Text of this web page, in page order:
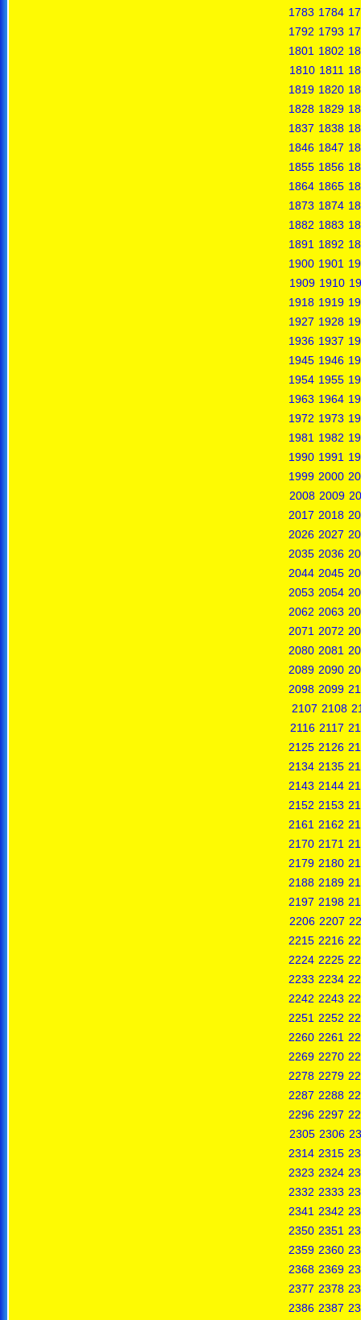
1783 1784
1792 1793
1801 1802
1810 1811
1819 1820
1828 1829
1837 1838
1846 1847
1855 1856
1864 1865
1873 1874
1882 1883
1891 1892
1900 1901
1909 1910
1918 1919
1927 1928
1936 1937
1945 1946
1954 1955
1963 1964
1972 1973
1981 1982
1990 1991
1999 2000
2008 2009
2017 2018
2026 2027
2035 2036
2044 2045
2053 2054
2062 2063
2071 2072
2080 2081
2089 2090
2098 2099
2107 2108
2116 2117
2125 2126
2134 2135
2143 2144
2152 2153
2161 2162
2170 2171
2179 2180
2188 2189
2197 2198
2206 2207
2215 2216
2224 2225
2233 2234
2242 2243
2251 2252
2260 2261
2269 2270
2278 2279
2287 2288
2296 2297
2305 2306
2314 2315
2323 2324
2332 2333
2341 2342
2350 2351
2359 2360
2368 2369
2377 2378
2386 2387